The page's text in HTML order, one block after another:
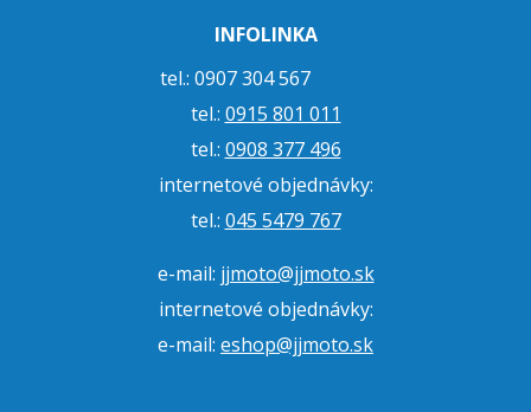
INFOLINKA
tel.: 0907 304 567
tel.: 0915 801 011
tel.: 0908 377 496
internetové objednávky:
tel.: 045 5479 767
e-mail: jjmoto@jjmoto.sk
internetové objednávky:
e-mail: eshop@jjmoto.sk